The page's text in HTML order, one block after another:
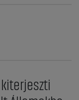
kiterjeszti